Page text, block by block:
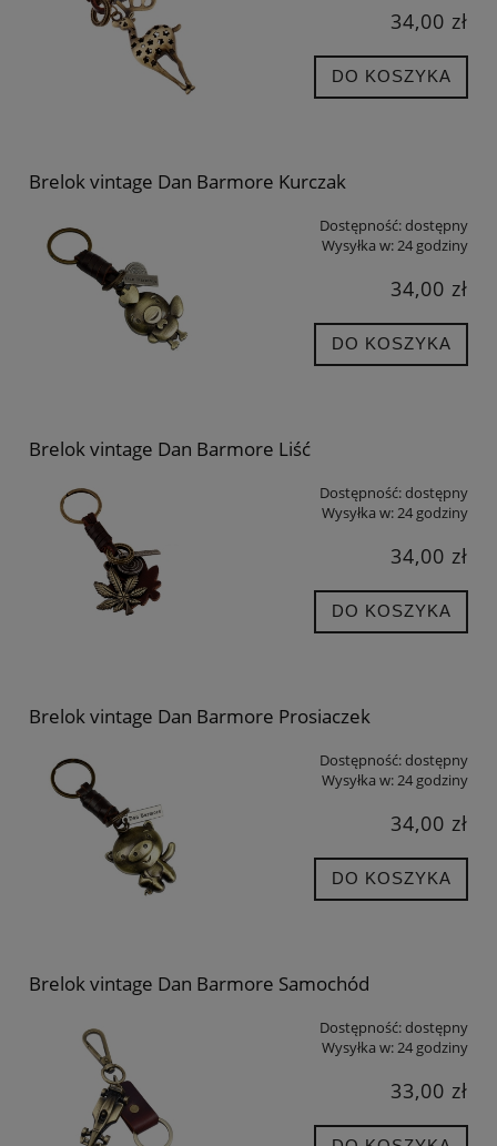
34,00 zł
DO KOSZYKA
Brelok vintage Dan Barmore Kurczak
Dostępność:dostępny
Wysyłka w:24 godziny
34,00 zł
DO KOSZYKA
Brelok vintage Dan Barmore Liść
Dostępność:dostępny
Wysyłka w:24 godziny
34,00 zł
DO KOSZYKA
Brelok vintage Dan Barmore Prosiaczek
Dostępność:dostępny
Wysyłka w:24 godziny
34,00 zł
DO KOSZYKA
Brelok vintage Dan Barmore Samochód
Dostępność:dostępny
Wysyłka w:24 godziny
33,00 zł